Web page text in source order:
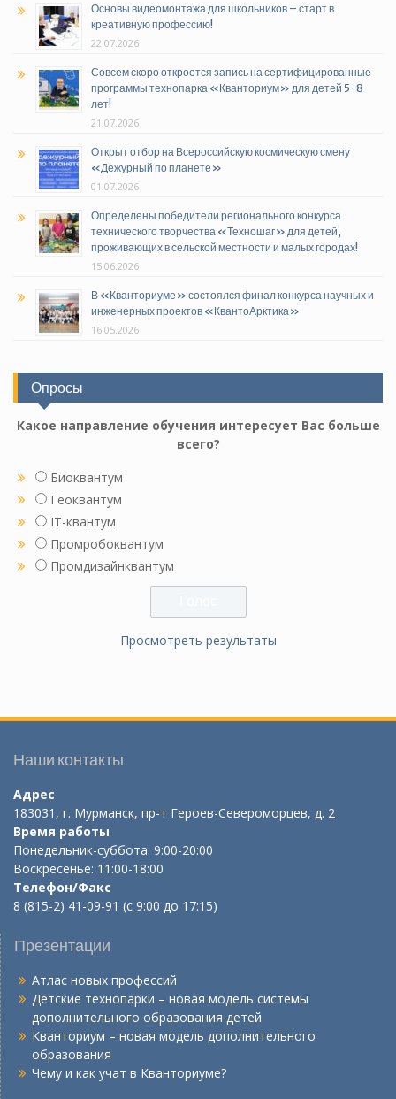
Основы видеомонтажа для школьников – старт в
креативную профессию!
22.07.2026
Совсем скоро откроется запись на сертифицированные
программы технопарка «Кванториум» для детей 5-8
лет!
21.07.2026
Открыт отбор на Всероссийскую космическую смену
«Дежурный по планете»
01.07.2026
Определены победители регионального конкурса
технического творчества «Техношаг» для детей,
проживающих в сельской местности и малых городах!
15.06.2026
В «Кванториуме» состоялся финал конкурса научных и
инженерных проектов «КвантоАрктика»
16.05.2026
Опросы
Какое направление обучения интересует Вас больше
всего?
Биоквантум
Геоквантум
IT-квантум
Промробоквантум
Промдизайнквантум
Просмотреть результаты
Наши контакты
Адрес
183031, г. Мурманск, пр-т Героев-Североморцев, д. 2
Время работы
Понедельник-суббота: 9:00-20:00
Воскресенье: 11:00-18:00
Телефон/Факс
8 (815-2) 41-09-91 (с 9:00 до 17:15)
Презентации
Атлас новых профессий
Детские технопарки – новая модель системы
дополнительного образования детей
Кванториум – новая модель дополнительного
образования
Чему и как учат в Кванториуме?